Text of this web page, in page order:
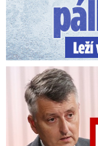
V trezoru měl 80